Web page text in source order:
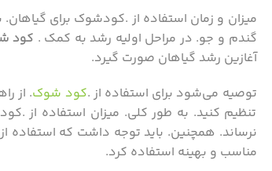
میزان و زمان استفاده از .کودشوک برای
گندم و جو. در مراحل اولیه رشد به کمک . کود
آغازین رشد گیاهان صورت گیرد.
توصیه می‌شود برای استفاده از .کود شوک. از
تنظیم کنید. به طور کلی. میزان استفاده از
نرساند. همچنین. باید توجه داشت که استفاده
مناسب و بهینه استفاده کرد.